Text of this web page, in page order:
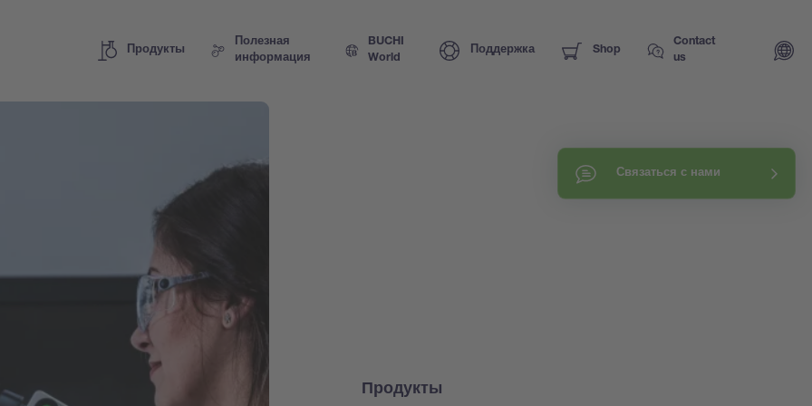
Продукты
Полезная
информация
BUCHI
World
Поддержка Shop
Contact
us
Связаться с нами
Продукты